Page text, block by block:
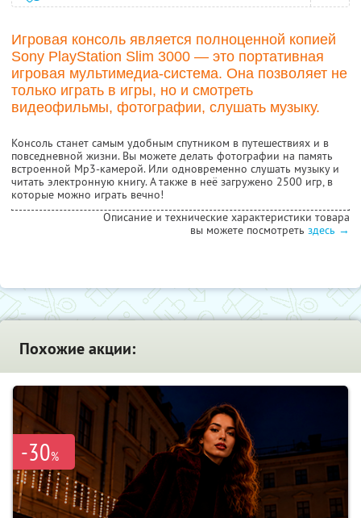
Игровая консоль является полноценной копией
Sony PlayStation Slim 3000 — это портативная
игровая мультимедиа-система. Она позволяет не
только играть в игры, но и смотреть
видеофильмы, фотографии, слушать музыку.
Консоль станет самым удобным спутником в путешествиях и в
повседневной жизни. Вы можете делать фотографии на память
встроенной Mp3-камерой. Или одновременно слушать музыку и
читать электронную книгу. А также в неё загружено 2500 игр, в
которые можно играть вечно!
Описание и технические характеристики товара
вы можете посмотреть здесь →
Похожие акции:
-30%